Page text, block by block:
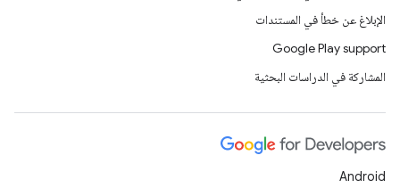
الإبلاغ عن خطأ في المستندات
Google Play support
المشاركة في الدراسات البحثية
Android